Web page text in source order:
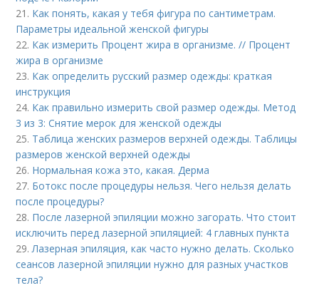
21. Как понять, какая у тебя фигура по сантиметрам.
Параметры идеальной женской фигуры
22. Как измерить Процент жира в организме. // Процент
жира в организме
23. Как определить русский размер одежды: краткая
инструкция
24. Как правильно измерить свой размер одежды. Метод
3 из 3: Снятие мерок для женской одежды
25. Таблица женских размеров верхней одежды. Таблицы
размеров женской верхней одежды
26. Нормальная кожа это, какая. Дерма
27. Ботокс после процедуры нельзя. Чего нельзя делать
после процедуры?
28. После лазерной эпиляции можно загорать. Что стоит
исключить перед лазерной эпиляцией: 4 главных пункта
29.Лазерная эпиляция, как часто нужно делать. Сколько
сеансов лазерной эпиляции нужно для разных участков
тела?